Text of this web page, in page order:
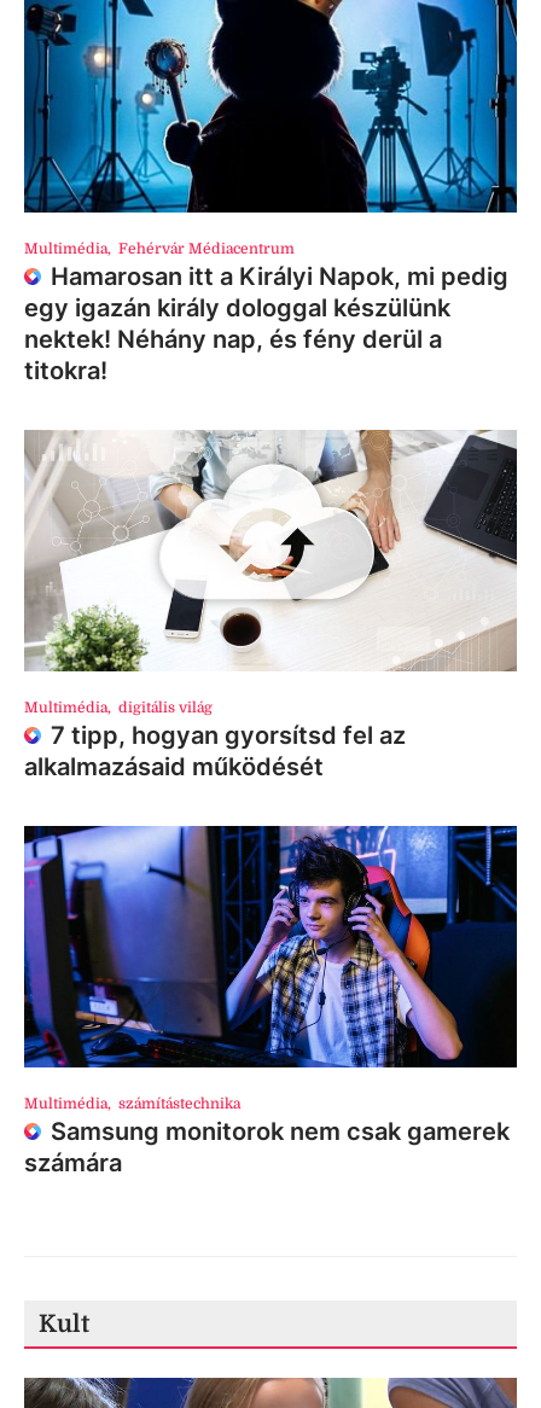
Multimédia, Fehérvár Médiacentrum
Hamarosan itt a Királyi Napok, mi pedig
egy igazán király dologgal készülünk
nektek! Néhány nap, és fény derül a
titokra!
Multimédia, digitális világ
7 tipp, hogyan gyorsítsd fel az
alkalmazásaid működését
Multimédia, számítástechnika
Samsung monitorok nem csak gamerek
számára
Kult